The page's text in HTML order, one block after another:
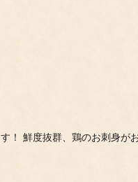
！ 鮮度抜群、鶏のお刺身